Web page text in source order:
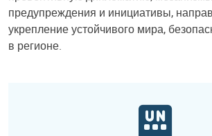
предупреждения и инициативы,
укрепление устойчивого мира,
в регионе.